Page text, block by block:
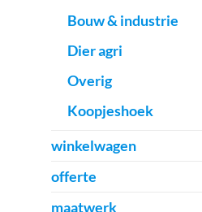
Bouw & industrie
Dier agri
Overig
Koopjeshoek
winkelwagen
offerte
maatwerk